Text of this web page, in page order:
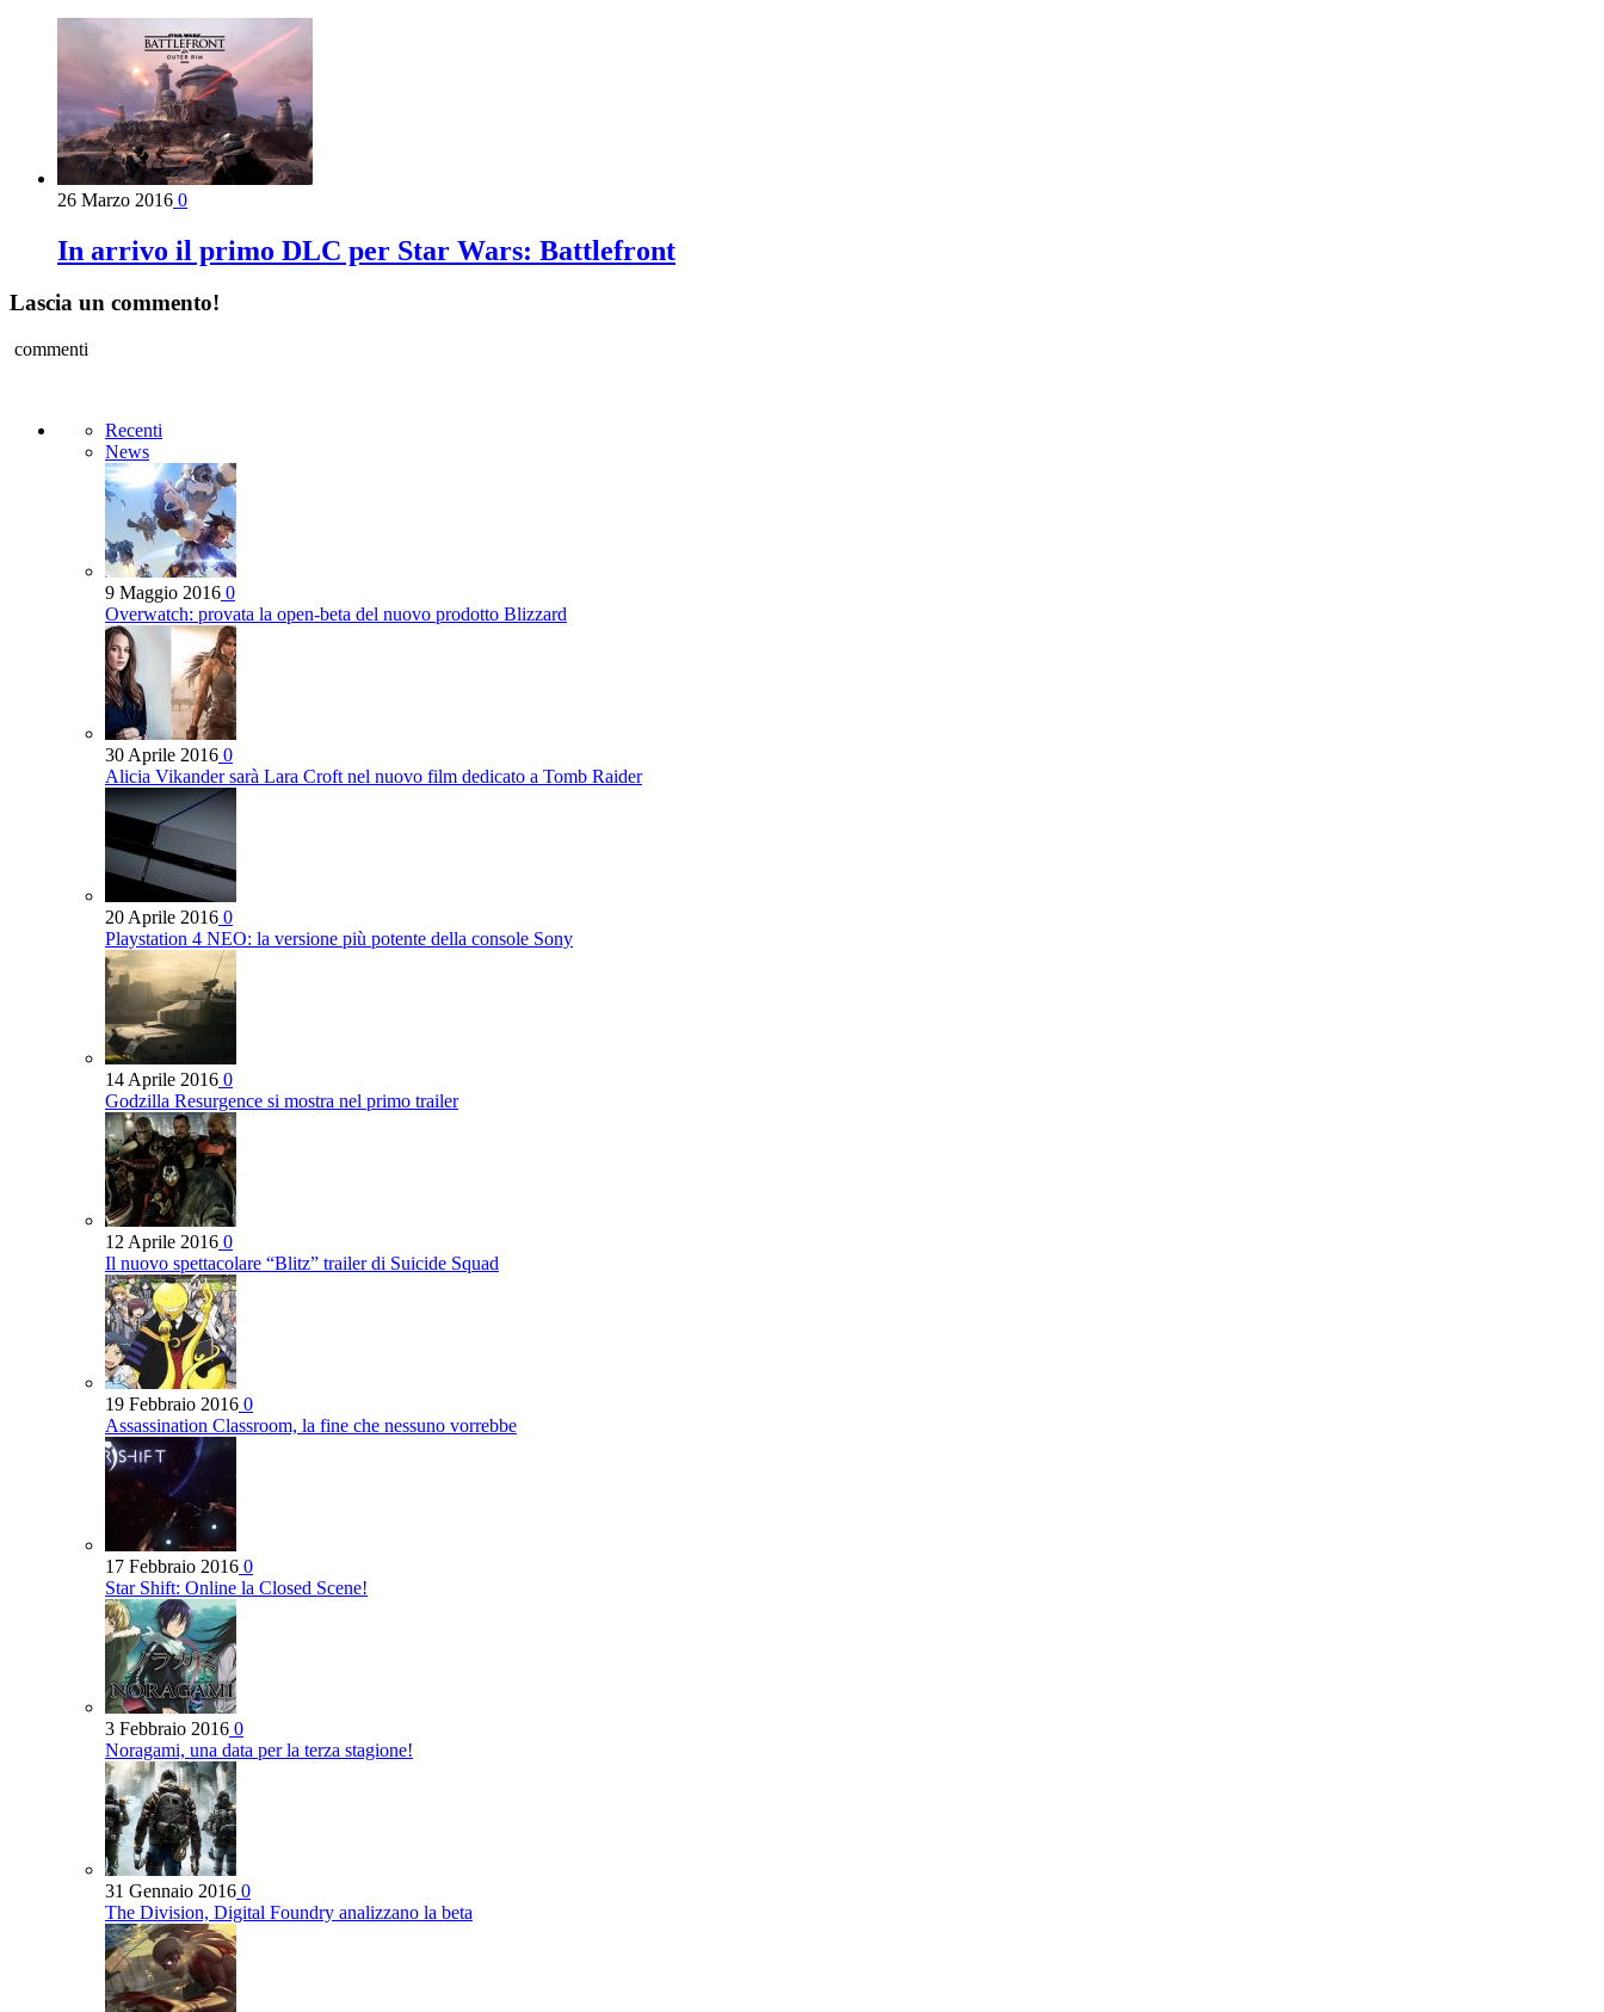
26 Marzo 2016 0
In arrivo il primo DLC per Star Wars: Battlefront
Lascia un commento!
commenti
Recenti
News
9 Maggio 2016 0
Overwatch: provata la open-beta del nuovo prodotto Blizzard
30 Aprile 2016 0
Alicia Vikander sarà Lara Croft nel nuovo film dedicato a Tomb Raider
20 Aprile 2016 0
Playstation 4 NEO: la versione più potente della console Sony
14 Aprile 2016 0
Godzilla Resurgence si mostra nel primo trailer
12 Aprile 2016 0
Il nuovo spettacolare “Blitz” trailer di Suicide Squad
19 Febbraio 2016 0
Assassination Classroom, la fine che nessuno vorrebbe
17 Febbraio 2016 0
Star Shift: Online la Closed Scene!
3 Febbraio 2016 0
Noragami, una data per la terza stagione!
31 Gennaio 2016 0
The Division, Digital Foundry analizzano la beta